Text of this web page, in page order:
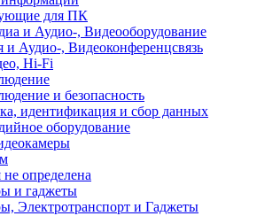
для ПК
и Аудио-, Видеооборудование
и Аудио-, Видеоконференцсвязь
Hi-Fi
и безопасность
идентификация и сбор данных
оборудование
не определена
и гаджеты
Электротранспорт и Гаджеты